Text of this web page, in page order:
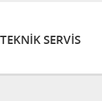
SERVIS